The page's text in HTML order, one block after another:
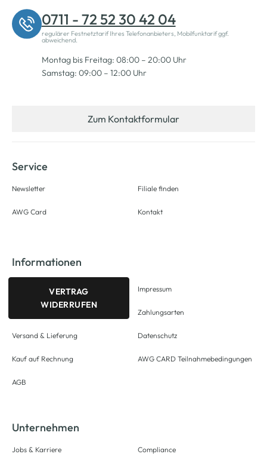
0711 - 72 52 30 42 04
regulärer Festnetztarif Ihres Telefonanbieters, Mobilfunktarif ggf.
abweichend.
Montag bis Freitag: 08:00 – 20:00 Uhr
Samstag: 09:00 – 12:00 Uhr
Zum Kontaktformular
Service
Newsletter
AWG Card
Filiale finden
Kontakt
Informationen
VERTRAG
WIDERRUFEN
Versand & Lieferung
Kauf auf Rechnung
AGB
Impressum
Zahlungsarten
Datenschutz
AWG CARD Teilnahmebedingungen
Unternehmen
Jobs & Karriere Compliance